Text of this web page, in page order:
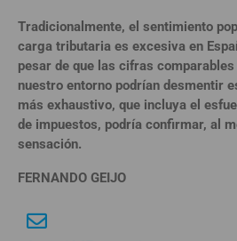
Tradicionalmente, el sentimiento
carga tributaria es excesiva en
pesar de que las cifras
nuestro entorno podrían desmentir
más exhaustivo, que incluya el
de impuestos, podría confirmar, al
sensación.
FERNANDO GEIJO